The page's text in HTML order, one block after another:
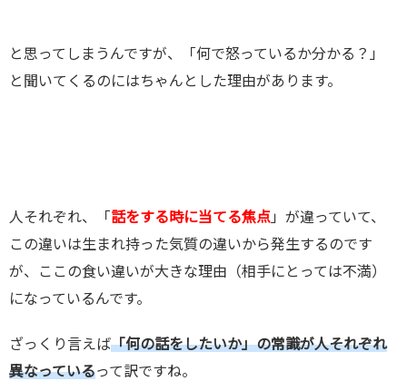
と思ってしまうんですが、「何で怒っているか分かる？」
と聞いてくるのにはちゃんとした理由があります。
人それぞれ、「話をする時に当てる焦点 」が違っていて、
この違いは生まれ持った気質の違いから発生するのです
が、ここの食い違いが大きな理由（相手にとっては不満）
になっているんです。
ざっくり言えば「何の話をしたいか」の常識が人それぞれ
異なっているって訳ですね。